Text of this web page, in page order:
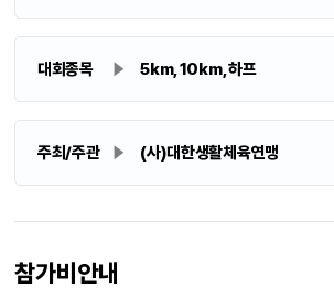
대회종목 5km, 10km, 하프
주최/주관 (사)대한생활체육연맹
참가비안내